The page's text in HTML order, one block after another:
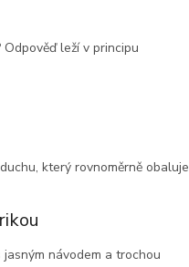
leží v principu
který rovnoměrně obaluje
návodem a trochou